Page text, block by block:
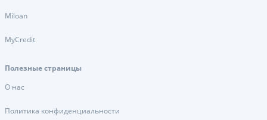
Miloan
MyCredit
Полезные страницы
О нас
Политика конфиденциальности